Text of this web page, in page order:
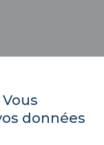
données